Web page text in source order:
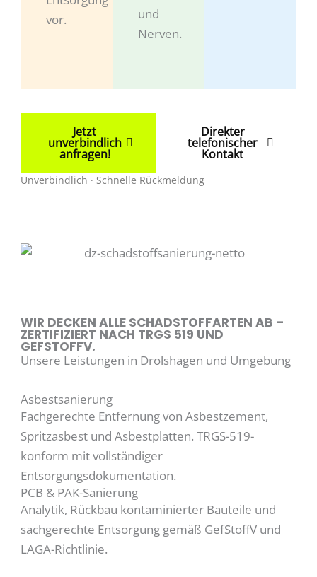
vor.
und
Nerven.
Jetzt
unverbindlich
anfragen!
Direkter
telefonischer
Kontakt
Unverbindlich · Schnelle Rückmeldung
WIR DECKEN ALLE SCHADSTOFFARTEN AB –
ZERTIFIZIERT NACH TRGS 519 UND
GEFSTOFFV.
Unsere Leistungen in Drolshagen und Umgebung
Asbestsanierung
Fachgerechte Entfernung von Asbestzement,
Spritzasbest und Asbestplatten. TRGS-519-
konform mit vollständiger
Entsorgungsdokumentation.
PCB & PAK-Sanierung
Analytik, Rückbau kontaminierter Bauteile und
sachgerechte Entsorgung gemäß GefStoffV und
LAGA-Richtlinie.